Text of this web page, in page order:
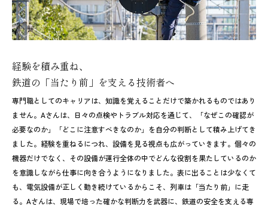
経験を積み重ね、
鉄道の「当たり前」を支える技術者へ
専門職としてのキャリアは、知識を覚えることだけで築かれるものではあり
ません。Aさんは、日々の点検やトラブル対応を通じて、「なぜこの確認が
必要なのか」「どこに注意すべきなのか」を自分の判断として積み上げてき
ました。経験を重ねるにつれ、設備を見る視点も広がっていきます。個々の
機器だけでなく、その設備が運行全体の中でどんな役割を果たしているのか
を意識しながら仕事に向き合うようになりました。表に出ることは少なくて
も、電気設備が正しく動き続けているからこそ、列車は「当たり前」に走
る。Aさんは、現場で培った確かな判断力を武器に、鉄道の安全を支える専